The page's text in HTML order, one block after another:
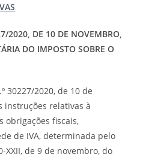
2020, DE 10 DE NOVEMBRO,
DO IMPOSTO SOBRE O
30227/2020, de 10 de
instruções relativas à
obrigações fiscais,
de IVA, determinada pelo
XXII, de 9 de novembro, do